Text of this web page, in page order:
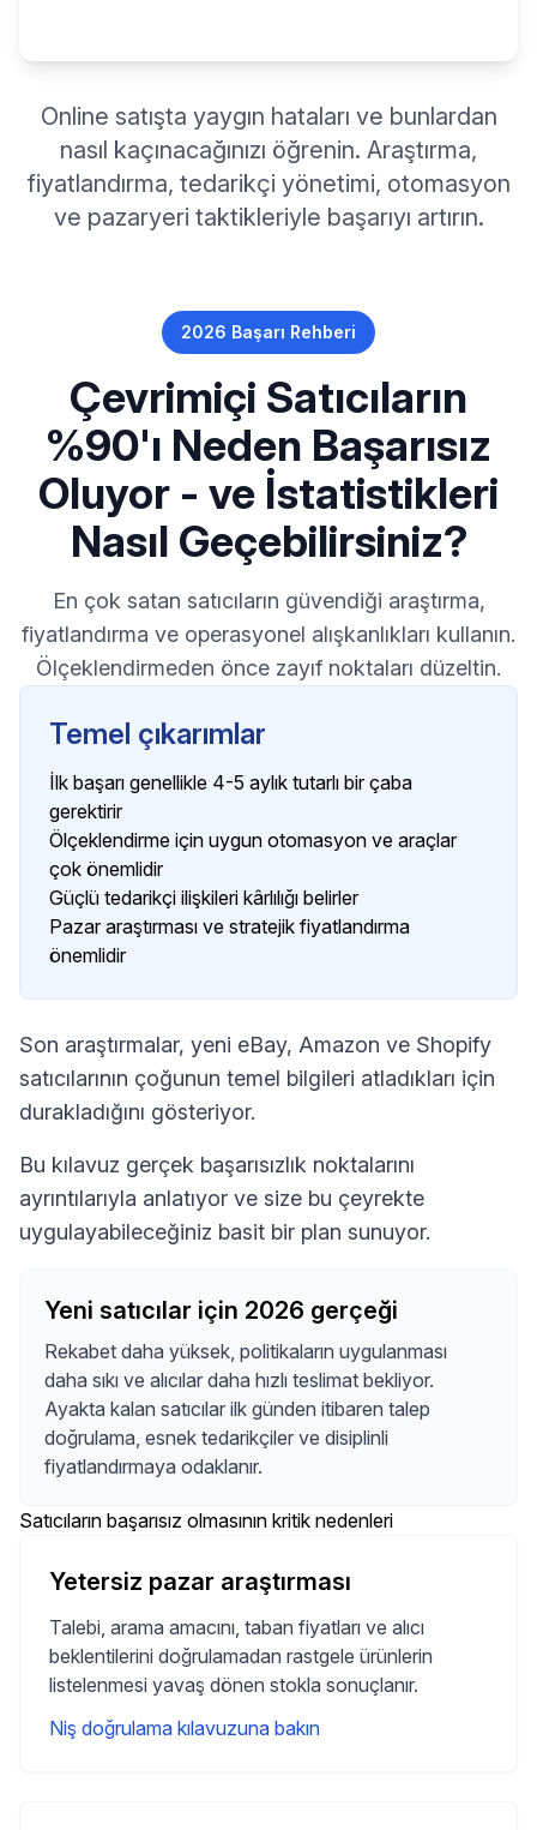
Online satışta yaygın hataları ve bunlardan
nasıl kaçınacağınızı öğrenin. Araştırma,
fiyatlandırma, tedarikçi yönetimi, otomasyon
ve pazaryeri taktikleriyle başarıyı artırın.
2026 Başarı Rehberi
Çevrimiçi Satıcıların
%90'ı Neden Başarısız
Oluyor - ve İstatistikleri
Nasıl Geçebilirsiniz?
En çok satan satıcıların güvendiği araştırma,
fiyatlandırma ve operasyonel alışkanlıkları kullanın.
Ölçeklendirmeden önce zayıf noktaları düzeltin.
Temel çıkarımlar
İlk başarı genellikle 4-5 aylık tutarlı bir çaba
gerektirir
Ölçeklendirme için uygun otomasyon ve araçlar
çok önemlidir
Güçlü tedarikçi ilişkileri kârlılığı belirler
Pazar araştırması ve stratejik fiyatlandırma
önemlidir
Son araştırmalar, yeni eBay, Amazon ve Shopify
satıcılarının çoğunun temel bilgileri atladıkları için
durakladığını gösteriyor.
Bu kılavuz gerçek başarısızlık noktalarını
ayrıntılarıyla anlatıyor ve size bu çeyrekte
uygulayabileceğiniz basit bir plan sunuyor.
Yeni satıcılar için 2026 gerçeği
Rekabet daha yüksek, politikaların uygulanması
daha sıkı ve alıcılar daha hızlı teslimat bekliyor.
Ayakta kalan satıcılar ilk günden itibaren talep
doğrulama, esnek tedarikçiler ve disiplinli
fiyatlandırmaya odaklanır.
Satıcıların başarısız olmasının kritik nedenleri
Yetersiz pazar araştırması
Talebi, arama amacını, taban fiyatları ve alıcı
beklentilerini doğrulamadan rastgele ürünlerin
listelenmesi yavaş dönen stokla sonuçlanır.
Niş doğrulama kılavuzuna bakın